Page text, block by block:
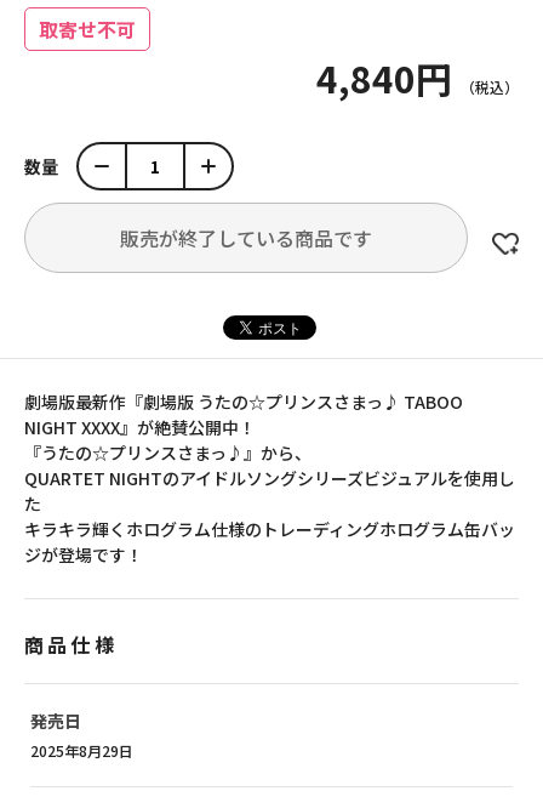
取寄せ不可
4,840円
数量
販売が終了している商品です
劇場版最新作『劇場版 うたの☆プリンスさまっ♪ TABOO
NIGHT XXXX』が絶賛公開中！
『うたの☆プリンスさまっ♪』から、
QUARTET NIGHTのアイドルソングシリーズビジュアルを使用し
た
キラキラ輝くホログラム仕様のトレーディングホログラム缶バッ
ジが登場です！
商品仕様
発売日
2025年8月29日